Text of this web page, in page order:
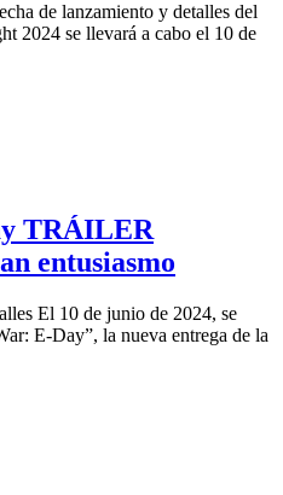
de lanzamiento y detalles del
2024 se llevará a cabo el 10 de
TRÁILER
entusiasmo
El 10 de junio de 2024, se
E-Day”, la nueva entrega de la